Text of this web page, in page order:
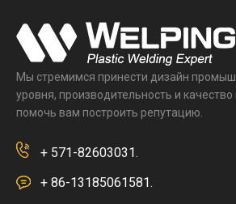
Мы стремимся принести дизайн
уровня, производительность и
помочь вам построить репутацию.
+ 571-82603031.
+ 86-13185061581.